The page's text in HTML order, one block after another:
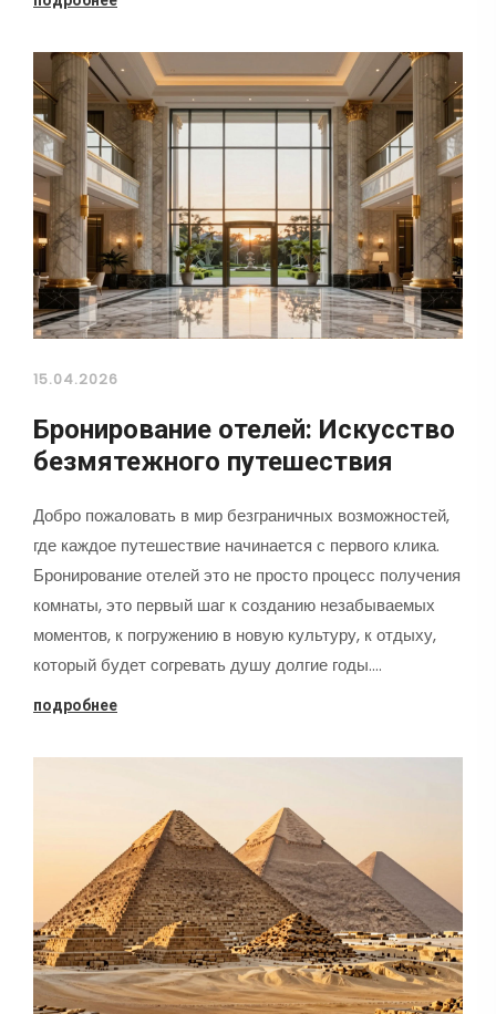
15.04.2026
Бронирование отелей: Искусство
безмятежного путешествия
Добро пожаловать в мир безграничных возможностей,
где каждое путешествие начинается с первого клика.
Бронирование отелей это не просто процесс получения
комнаты, это первый шаг к созданию незабываемых
моментов, к погружению в новую культуру, к отдыху,
который будет согревать душу долгие годы.…
подробнее